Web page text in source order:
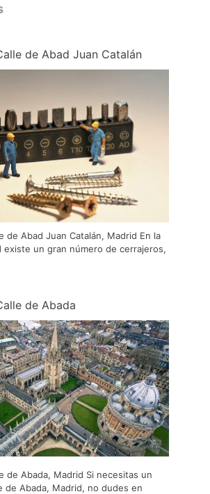
de Abad Juan Catalán
de Abad Juan Catalán, Madrid En la
existe un gran número de cerrajeros,
de Abada
de Abada, Madrid Si necesitas un
de Abada, Madrid, no dudes en